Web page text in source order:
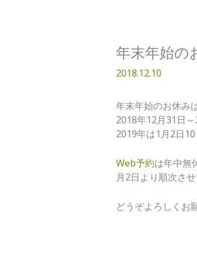
年末年始の
2018.12.10
年末年始のお休み
2018年12月31日～
2019年は1月2日10
Web予約は年中無
月2日より順次さ
どうぞよろしくお